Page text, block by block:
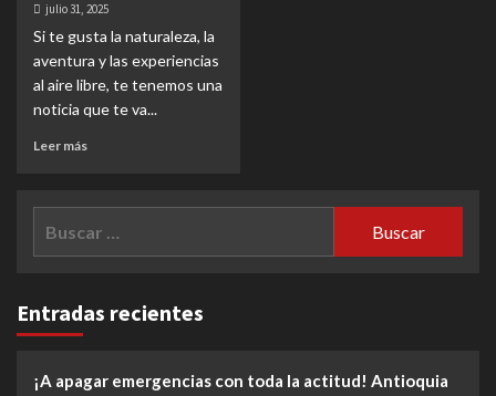
julio 31, 2025
Si te gusta la naturaleza, la
aventura y las experiencias
al aire libre, te tenemos una
noticia que te va...
Leer más
Entradas recientes
¡A apagar emergencias con toda la actitud! Antioquia